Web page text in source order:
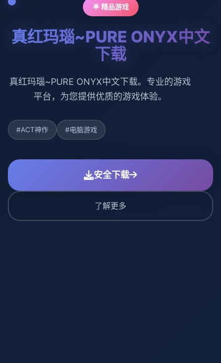
🌟 精品游戏
真红玛瑙~PURE ONYX中文
下载
真红玛瑙~PURE ONYX中文下载。专业的游戏
平台，为您提供优质的游戏体验。
#ACT神作 #电脑游戏
安全下载
了解更多